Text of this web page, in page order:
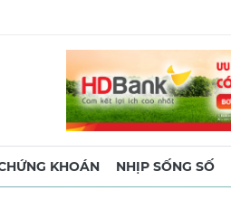
KHOÁN NHỊP SỐNG SỐ